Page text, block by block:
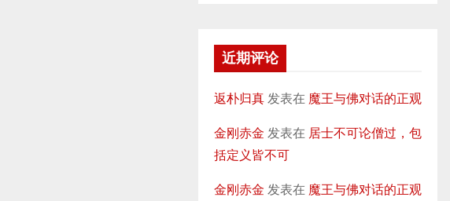
近期评论
返朴归真 发表在 魔王与佛对话的正观
金刚赤金 发表在 居士不可论僧过，包
括定义皆不可
金刚赤金 发表在 魔王与佛对话的正观